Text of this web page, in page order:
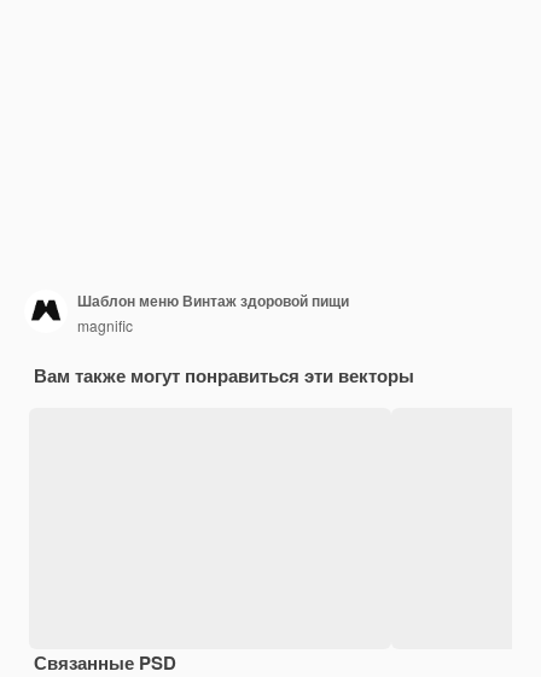
Шаблон меню Винтаж здоровой пищи
magnific
Вам также могут понравиться эти векторы
Связанные PSD